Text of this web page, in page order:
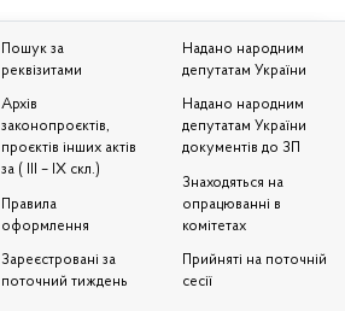
Пошук за
реквізитами
Архів
законопроєктів,
проєктів інших актів
за ( III – IX скл.)
Правила
оформлення
Зареєстровані за
поточний тиждень
Надано народним
депутатам України
Надано народним
депутатам України
документів до ЗП
Знаходяться на
опрацюванні в
комітетах
Прийняті на поточній
сесії